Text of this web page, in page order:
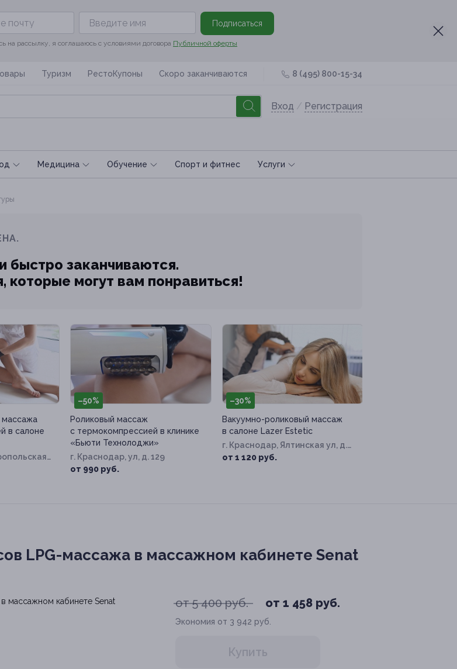
Подписаться
на рассылку, я соглашаюсь с условиями договора Публичной оферты
Туризм РестоКупоны Скоро заканчиваются 8 (495) 800-15-34
Вход / Регистрация
Медицина Обучение Спoрт и фитнес Услуги
заканчиваются.
могут вам понравиться!
массажа
в салоне
–50%
Роликовый массаж
с термокомпрессией в клинике
«Бьюти Технолоджи»
г. Краснодар, ул, д. 129
от 990 руб.
–30%
Вакуумно-роликовый массаж
в салоне Lazer Estetic
г. Краснодар, Ялтинская ул, д.
14
от 1 120 руб.
LPG-массажа в массажном кабинете Senat
от 5 400 руб. от 1 458 руб.
Экономия от 3 942 руб.
Купить